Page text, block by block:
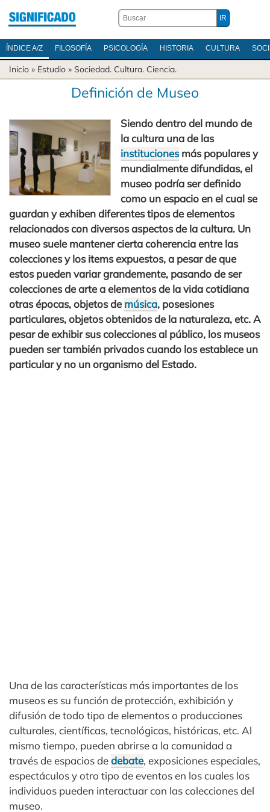
ÍNDICE A/Z FILOSOFÍA PSICOLOGÍA HISTORIA CULTURA
Inicio » Estudio » Sociedad. Cultura. Ciencia.
Definición de Museo
Siendo dentro del mundo de
la cultura una de las
institucionesmás populares y
mundialmente difundidas, el
museo podría ser definido
como un espacio en el cual se
guardan y exhiben diferentes tipos de elementos
relacionados con diversos aspectos de la cultura. Un
museo suele mantener cierta coherencia entre las
colecciones y los items expuestos, a pesar de que
estos pueden variar grandemente, pasando de ser
colecciones de arte a elementos de la vida cotidiana
otras épocas, objetos demúsica, posesiones
particulares, objetos obtenidos de la naturaleza, etc. A
pesar de exhibir sus colecciones al público, los museos
pueden ser también privados cuando los establece un
particular y no un organismo del Estado.
Una de las características más importantes de los
museos es su función de protección, exhibición y
difusión de todo tipo de elementos o producciones
culturales, científicas, tecnológicas, históricas, etc. Al
mismo tiempo, pueden abrirse a la comunidad a
través de espacios dedebate, exposiciones especiales,
espectáculos y otro tipo de eventos en los cuales los
individuos pueden interactuar con las colecciones del
museo.